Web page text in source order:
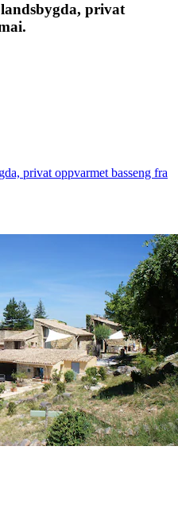
privat
privat oppvarmet basseng fra